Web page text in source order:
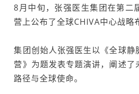
8月中旬，张强医生集团在第二
营上公布了全球CHIVA中心战略
集团创始人张强医生以《全球静
营》为题发表专题演讲，阐述了
路径与全球使命。